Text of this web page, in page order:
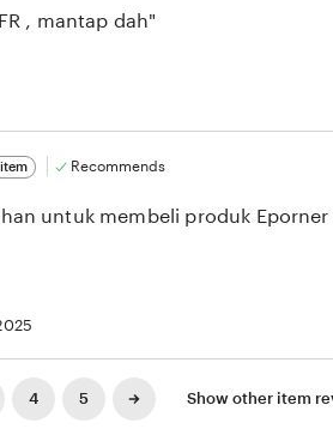
, mantap dah"
Recommends
untuk membeli produk Eporner
4 5
Next
page
Show other item